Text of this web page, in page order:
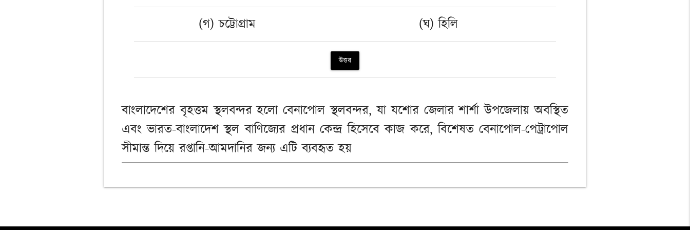
(গ) চট্টোগ্রাম
(ঘ) হিলি
উত্তর
বাংলাদেশের বৃহত্তম স্থলবন্দর হলো বেনাপোল স্থলবন্দর, যা যশোর জেলার শার্শা উপজেলায় অবস্থিত
এবং ভারত-বাংলাদেশ স্থল বাণিজ্যের প্রধান কেন্দ্র হিসেবে কাজ করে, বিশেষত বেনাপোল-পেট্রাপোল
সীমান্ত দিয়ে রপ্তানি-আমদানির জন্য এটি ব্যবহৃত হয়